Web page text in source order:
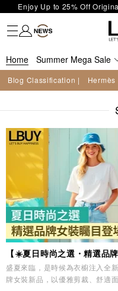
Enjoy Up to 25% Off
LBuy Exclusive : Hermès /
LBuy Nintendo Switch /
Important Notice:
Free
LBuy receives Hong Kong
Fashion
Trendy brand
Kidswear
Beauty
Fragrance
Personal Care
Mother Care & Baby
Games and fine toys
Stationery
Home Living
Electronics
Food
Health Care
Outdoor
Home Summer Mega Sale
Blog Classification | Hermès
【☀️夏日時尚之選・精選品
盛夏來臨，是時候為衣櫥注入全
牌女裝新品，以優雅剪裁、舒適